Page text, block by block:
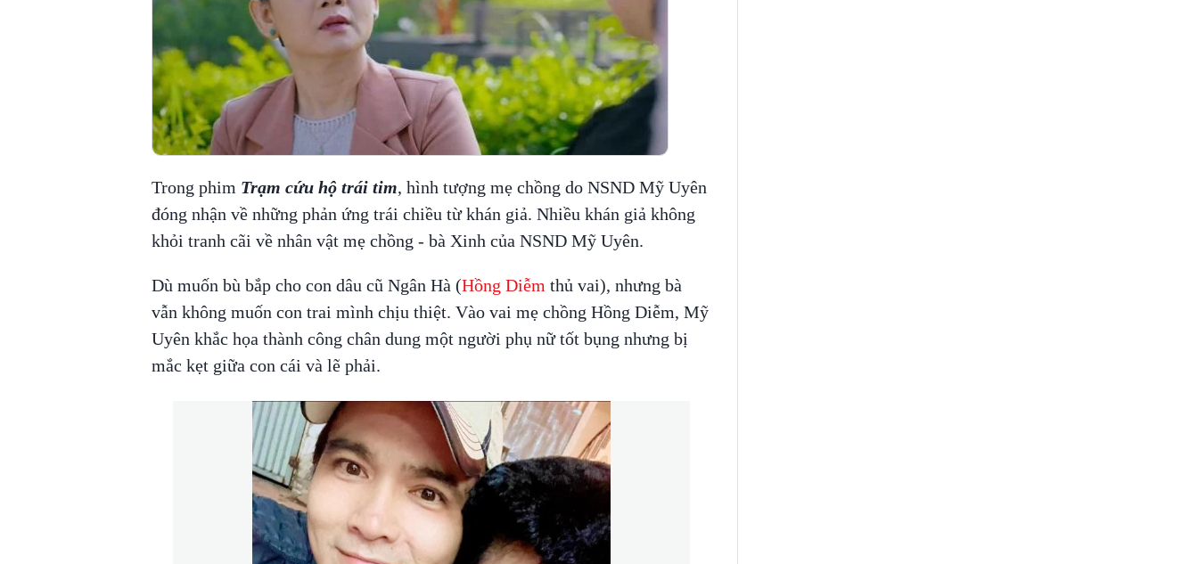
Trong phim Trạm cứu hộ trái tim, hình tượng mẹ chồng do NSND Mỹ Uyên
đóng nhận về những phản ứng trái chiều từ khán giả. Nhiều khán giả không
khỏi tranh cãi về nhân vật mẹ chồng - bà Xinh của NSND Mỹ Uyên.
Dù muốn bù bắp cho con dâu cũ Ngân Hà (Hồng Diễm thủ vai), nhưng bà
vẫn không muốn con trai mình chịu thiệt. Vào vai mẹ chồng Hồng Diễm, Mỹ
Uyên khắc họa thành công chân dung một người phụ nữ tốt bụng nhưng bị
mắc kẹt giữa con cái và lẽ phải.